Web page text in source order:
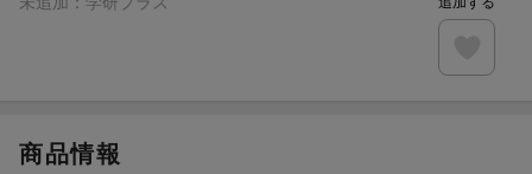
楽天モバイル紹介キャンペーンの拡散で300円OFFクーポン
条件達成で楽天限定・宝塚歌劇 宙組貸切公演ペアチケット
商品情報